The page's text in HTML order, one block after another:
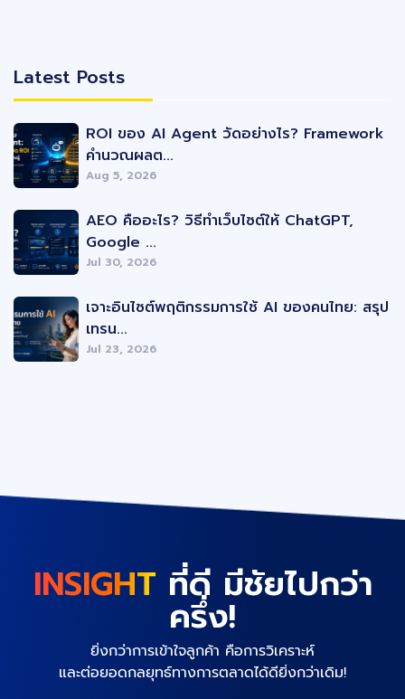
Latest Posts
ROI ของ AI Agent วัดอย่างไร? Framework
คำนวณผลต...
Aug 5, 2026
AEO คืออะไร? วิธีทำเว็บไซต์ให้ ChatGPT,
Google ...
Jul 30, 2026
เจาะอินไซต์พฤติกรรมการใช้ AI ของคนไทย: สรุป
เทรน...
Jul 23, 2026
INSIGHT ที่ดี มีชัยไปกว่า
ครึ่ง!
ยิ่งกว่าการเข้าใจลูกค้า คือการวิเคราะห์
และต่อยอดกลยุทธ์ทางการตลาดได้ดียิ่งกว่าเดิม!